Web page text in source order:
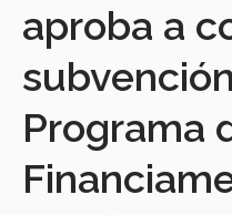
aproba a
Programa